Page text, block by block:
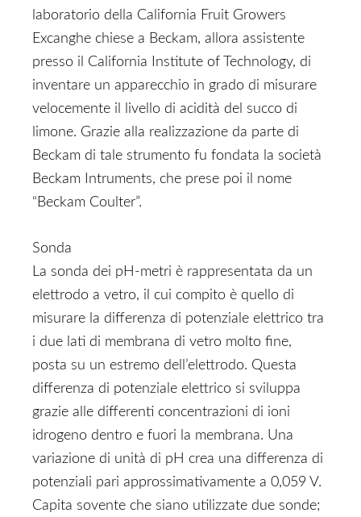
laboratorio della California Fruit Growers
Excanghe chiese a Beckam, allora assistente
presso il California Institute of Technology, di
inventare un apparecchio in grado di misurare
velocemente il livello di acidità del succo di
limone. Grazie alla realizzazione da parte di
Beckam di tale strumento fu fondata la società
Beckam Intruments, che prese poi il nome
“Beckam Coulter”.
Sonda
La sonda dei pH-metri è rappresentata da un
elettrodo a vetro, il cui compito è quello di
misurare la differenza di potenziale elettrico tra
i due lati di membrana di vetro molto fine,
posta su un estremo dell’elettrodo. Questa
differenza di potenziale elettrico si sviluppa
grazie alle differenti concentrazioni di ioni
idrogeno dentro e fuori la membrana. Una
variazione di unità di pH crea una differenza di
potenziali pari approssimativamente a 0,059 V.
Capita sovente che siano utilizzate due sonde;